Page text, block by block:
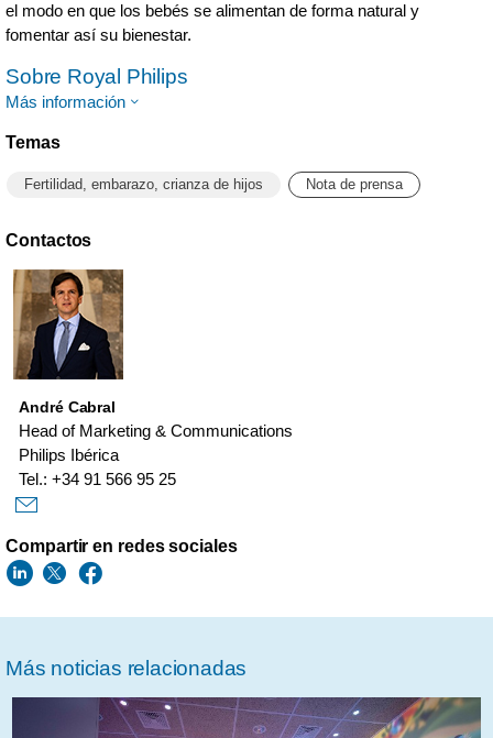
el modo en que los bebés se alimentan de forma natural y
fomentar así su bienestar.
Sobre Royal Philips
Más información
Temas
Fertilidad, embarazo, crianza de hijos Nota de prensa
Contactos
André Cabral
Head of Marketing & Communications
Philips Ibérica
Tel.: +34 91 566 95 25
Compartir en redes sociales
Más noticias relacionadas